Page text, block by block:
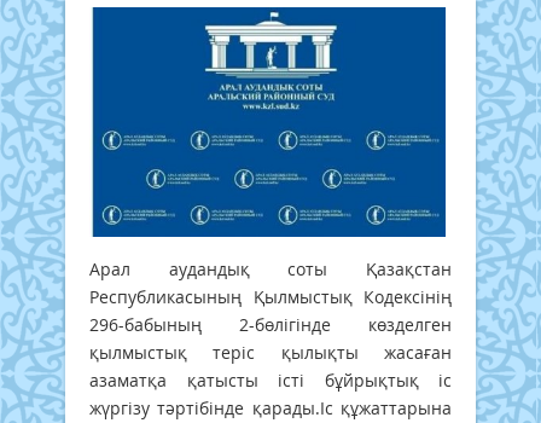
Арал аудандық соты Қазақстан
Республикасының Қылмыстық Кодексінің
296-бабының 2-бөлігінде көзделген
қылмыстық теріс қылықты жасаған
азаматқа қатысты істі бұйрықтық іс
жүргізу тәртібінде қарады.Іс құжаттарына